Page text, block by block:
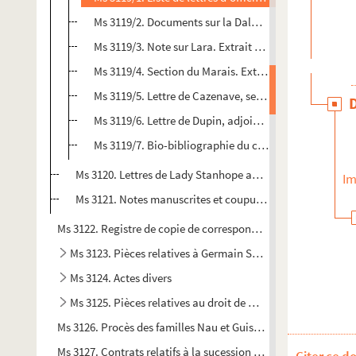
Ms 3119/2. Documents sur la Dalmatie. Ordres du
Ms 3119/3. Note sur Lara. Extrait de l'ouvrage de
Ms 3119/4. Section du Marais. Extrait du registre de
Ms 3119/5. Lettre de Cazenave, sergent-major de la 10
Ms 3119/6. Lettre de Dupin, adjoint au ministre de la
Ms 3119/7. Bio-bibliographie du colonel Boutin.
Ms 3120. Lettres de Lady Stanhope au colonel Boutin
Ms 3121. Notes manuscrites et coupures de presse sur
Ms 3122. Registre de copie de correspondances de l'évêque
Ms 3123. Pièces relatives à Germain Sallier
Ms 3124. Actes divers
Ms 3125. Pièces relatives au droit de quête des religieux
Ms 3126. Procès des familles Nau et Guischet
Ms 3127. Contrats relatifs à la sucession de Mathurin